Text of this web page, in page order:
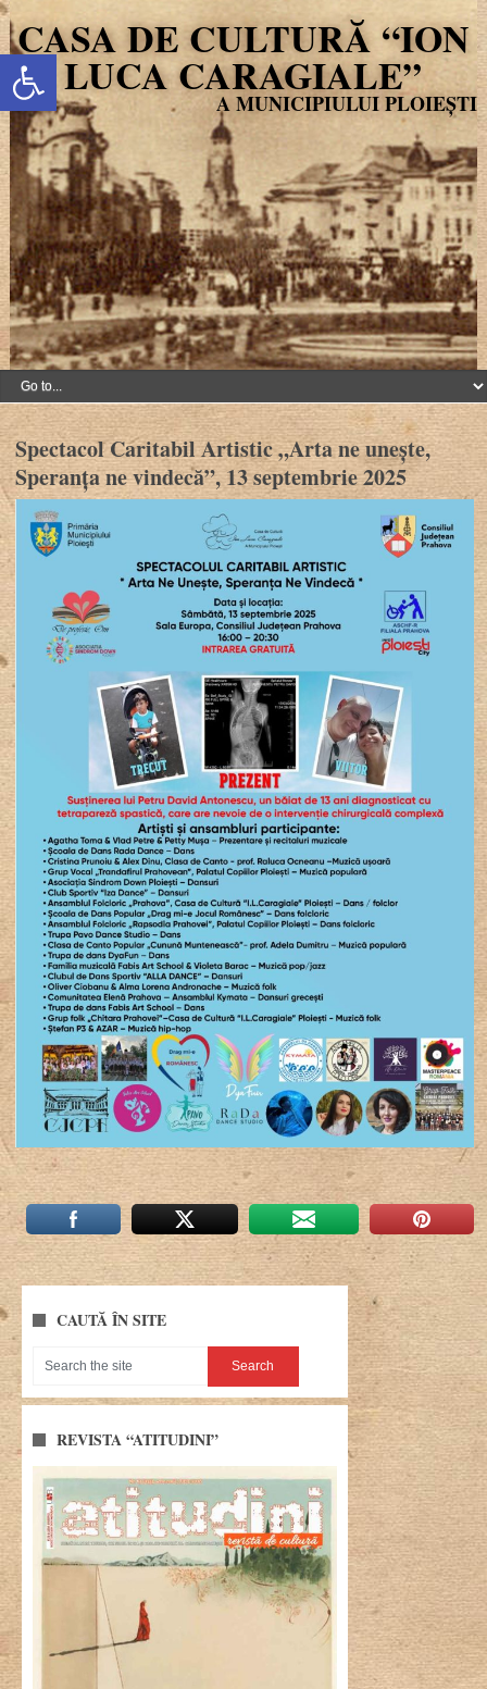
Deschide bara de unelte
CASA DE CULTURĂ “ION
LUCA CARAGIALE”
Spectacol Caritabil Artistic „Arta ne unește,
Speranța ne vindecă”, 13 septembrie 2025
CAUTĂ ÎN SITE
REVISTA “ATITUDINI”